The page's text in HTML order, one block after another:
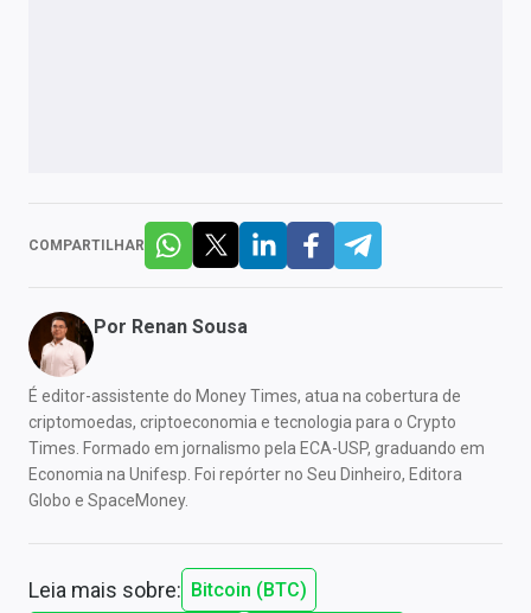
COMPARTILHAR
Por Renan Sousa
É editor-assistente do Money Times, atua na cobertura de
criptomoedas, criptoeconomia e tecnologia para o Crypto
Times. Formado em jornalismo pela ECA-USP, graduando em
Economia na Unifesp. Foi repórter no Seu Dinheiro, Editora
Globo e SpaceMoney.
Leia mais sobre: Bitcoin (BTC)